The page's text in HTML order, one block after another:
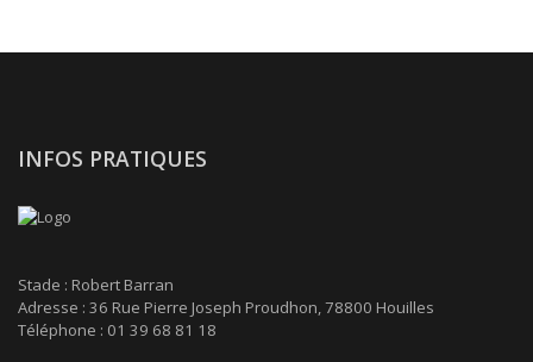
INFOS PRATIQUES
Stade : Robert Barran
Adresse : 36 Rue Pierre Joseph Proudhon, 78800 Houilles
Téléphone : 01 39 68 81 18